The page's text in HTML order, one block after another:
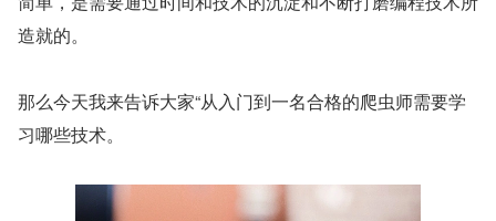
造就的。
那么今天我来告诉大家“从入门到一名合格的爬虫师需要学
习哪些技术。